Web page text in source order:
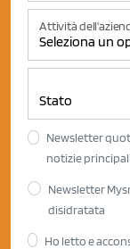
Attività
Newsletter
notizie
Newsletter
disidratata
Ho letto e